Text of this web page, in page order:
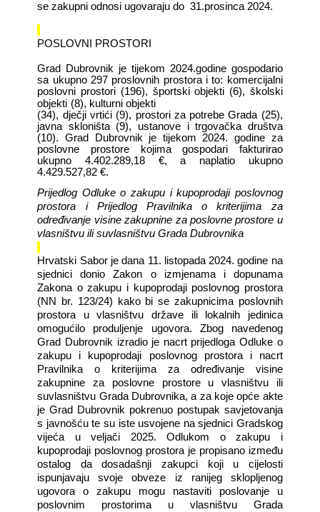
se zakupni odnosi ugovaraju do 31.prosinca 2024.
POSLOVNI PROSTORI
Grad Dubrovnik je tijekom 2024.godine gospodario
sa ukupno 297 proslovnih prostora i to: komercijalni
poslovni prostori (196), športski objekti (6), školski
objekti (8), kulturni objekti
(34), dječji vrtići (9), prostori za potrebe Grada (25),
javna skloništa (9), ustanove i trgovačka društva
(10). Grad Dubrovnik je tijekom 2024. godine za
poslovne prostore kojima gospodari fakturirao
ukupno 4.402.289,18 €, a naplatio ukupno
4.429.527,82 €.
Prijedlog Odluke o zakupu i kupoprodaji poslovnog
prostora i Prijedlog Pravilnika o kriterijima za
određivanje visine zakupnine za poslovne prostore u
vlasništvu ili suvlasništvu Grada Dubrovnika
Hrvatski Sabor je dana 11. listopada 2024. godine na
sjednici donio Zakon o izmjenama i dopunama
Zakona o zakupu i kupoprodaji poslovnog prostora
(NN br. 123/24) kako bi se zakupnicima poslovnih
prostora u vlasništvu države ili lokalnih jedinica
omogućilo produljenje ugovora. Zbog navedenog
Grad Dubrovnik izradio je nacrt prijedloga Odluke o
zakupu i kupoprodaji poslovnog prostora i nacrt
Pravilnikao kriterijima za određivanje visine
zakupnine za poslovne prostore u vlasništvu ili
suvlasništvu Grada Dubrovnika, a za koje opće akte
je Grad Dubrovnik pokrenuo postupak savjetovanja
s javnošću te su iste usvojene na sjednici Gradskog
vijeća u veljači 2025. Odlukom o zakupu i
kupoprodaji poslovnog prostora je propisano između
ostalog da dosadašnji zakupci koji u cijelosti
ispunjavaju svoje obveze iz ranijeg sklopljenog
ugovora o zakupu mogu nastaviti poslovanje u
poslovnim prostorima u vlasništvu Grada